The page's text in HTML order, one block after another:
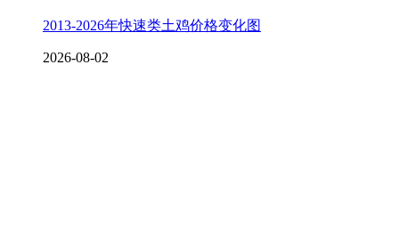
2013-2026年快速类土鸡价格变化图
2026-08-02